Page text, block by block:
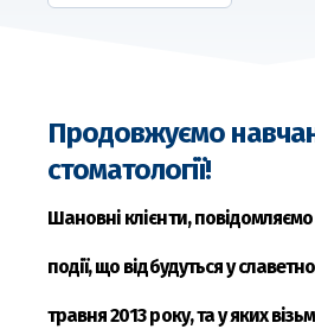
Продовжуємо
стоматології!
Шановні клієнти, повідомляємо
події, що відбудуться у
травня 2013 року, та у яких